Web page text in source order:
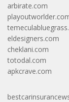
arbirate.com
eldesigners.com
cheklani.com
totodal.com
apkcrave.com